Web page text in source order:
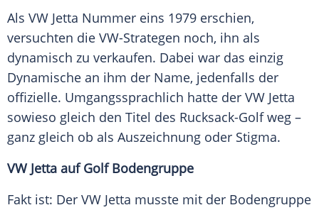
Als VW Jetta Nummer eins 1979 erschien,
versuchten die VW-Strategen noch, ihn als
dynamisch zu verkaufen. Dabei war das einzig
Dynamische an ihm der Name, jedenfalls der
offizielle. Umgangssprachlich hatte der VW Jetta
sowieso gleich den Titel des Rucksack-Golf weg –
ganz gleich ob als Auszeichnung oder Stigma.
VW Jetta auf Golf Bodengruppe
Fakt ist: Der VW Jetta musste mit der Bodengruppe